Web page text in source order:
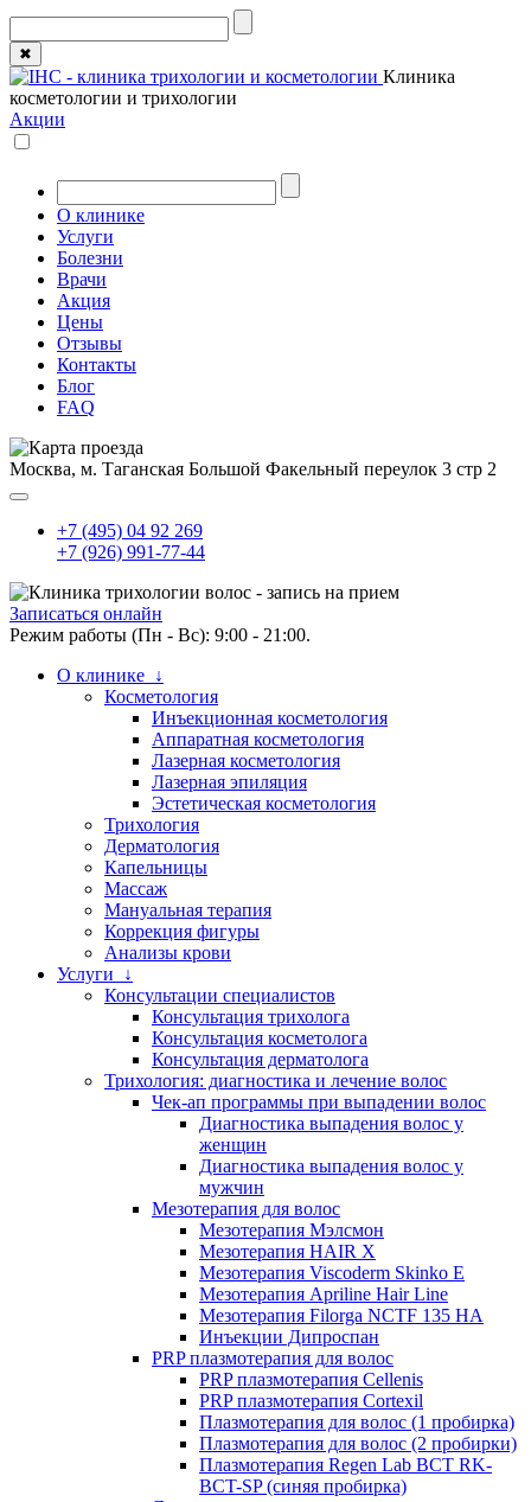
✖
Клиника
косметологии и трихологии
Акции
О клинике
Услуги
Болезни
Врачи
Акция
Цены
Отзывы
Контакты
Блог
FAQ
Москва, м. Таганская Большой Факельный переулок 3 стр 2
+7 (495) 04 92 269
+7 (926) 991-77-44
Записаться онлайн
Режим работы (Пн - Вс): 9:00 - 21:00.
О клинике ↓
Косметология
Инъекционная косметология
Аппаратная косметология
Лазерная косметология
Лазерная эпиляция
Эстетическая косметология
Трихология
Дерматология
Капельницы
Массаж
Мануальная терапия
Коррекция фигуры
Анализы крови
Услуги ↓
Консультации специалистов
Консультация трихолога
Консультация косметолога
Консультация дерматолога
Трихология: диагностика и лечение волос
Чек-ап программы при выпадении волос
Диагностика выпадения волос у
женщин
Диагностика выпадения волос у
мужчин
Мезотерапия для волос
Мезотерапия Мэлсмон
Мезотерапия HAIR X
Мезотерапия Viscoderm Skinko E
Мезотерапия Apriline Hair Line
Мезотерапия Filorga NCTF 135 HA
Инъекции Дипроспан
PRP плазмотерапия для волос
PRP плазмотерапия Cellenis
PRP плазмотерапия Cortexil
Плазмотерапия для волос (1 пробирка)
Плазмотерапия для волос (2 пробирки)
Плазмотерапия Regen Lab BCT RK-
BCT-SP (синяя пробирка)